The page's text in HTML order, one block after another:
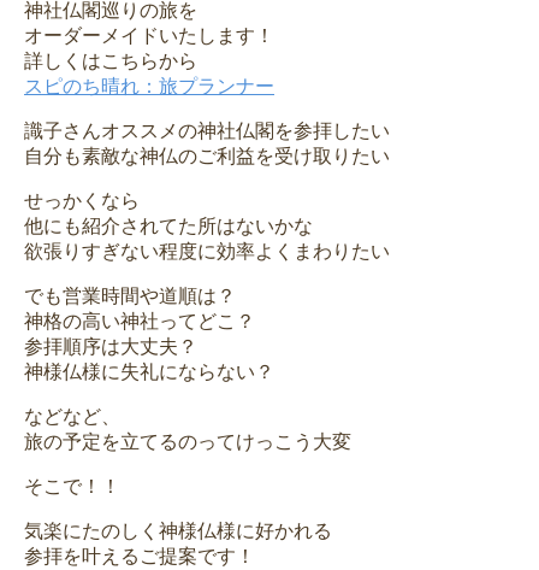
神社仏閣巡りの旅を
オーダーメイドいたします！
詳しくはこちらから
スピのち晴れ：旅プランナー
識子さんオススメの神社仏閣を参拝したい
自分も素敵な神仏のご利益を受け取りたい
せっかくなら
他にも紹介されてた所はないかな
欲張りすぎない程度に効率よくまわりたい
でも営業時間や道順は？
神格の高い神社ってどこ？
参拝順序は大丈夫？
神様仏様に失礼にならない？
などなど、
旅の予定を立てるのってけっこう大変
そこで！！
気楽にたのしく神様仏様に好かれる
参拝を叶えるご提案です！